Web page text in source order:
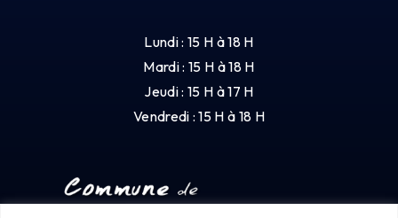
Lundi : 15 H à 18 H
Mardi : 15 H à 18 H
Jeudi : 15 H à 17 H
Vendredi : 15 H à 18 H